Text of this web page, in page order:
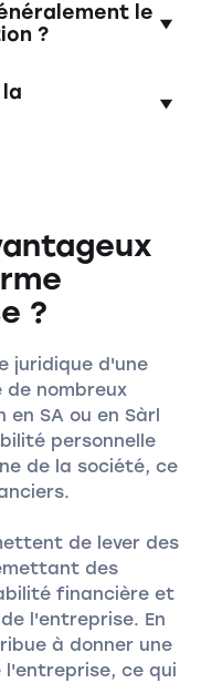
en tant que
Le bénéfice
au bénéfice
doit être
le
?
en fonction des
CHF.
?
juridique d'une
de nombreux
SA ou en Sàrl
personnelle
de la société, ce
de lever des
des
financière et
l'entreprise. En
à donner une
l'entreprise, ce qui